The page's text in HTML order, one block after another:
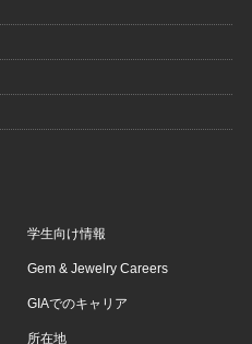
学生向け情報
Gem & Jewelry Careers
GIAでのキャリア
所在地